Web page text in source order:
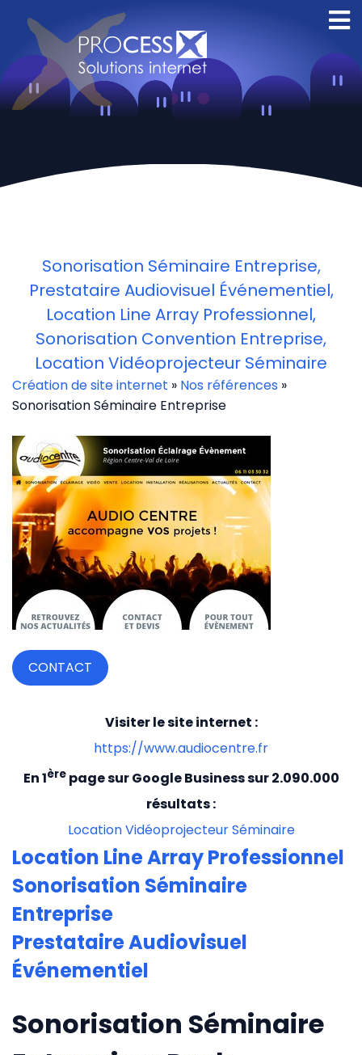
Sonorisation Séminaire Entreprise,
Prestataire Audiovisuel Événementiel,
Location Line Array Professionnel,
Sonorisation Convention Entreprise,
Location Vidéoprojecteur Séminaire
Création de site internet » Nos références »
Sonorisation Séminaire Entreprise
CONTACT
Visiter le site internet :
https://www.audiocentre.fr
En 1èrepage sur Google Business sur 2.090.000
résultats :
Location Vidéoprojecteur Séminaire
Location Line Array Professionnel
Sonorisation Séminaire
Entreprise
Prestataire Audiovisuel
Événementiel
Sonorisation Séminaire